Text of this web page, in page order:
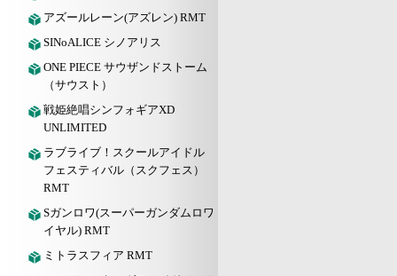
アズールレーン(アズレン) RMT
SINoALICE シノアリス
ONE PIECE サウザンドストーム
（サウスト）
戦姫絶唱シンフォギアXD
UNLIMITED
ラブライブ！スクールアイドル
フェスティバル（スクフェス）
RMT
Sガンロワ(スーパーガンダムロワ
イヤル) RMT
ミトラスフィア RMT